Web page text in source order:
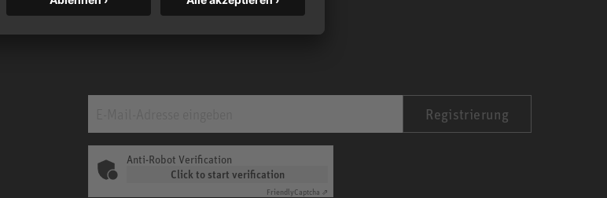
Registrierung
Anti-Robot Verification
Click to start verification
FriendlyCaptcha ⇗